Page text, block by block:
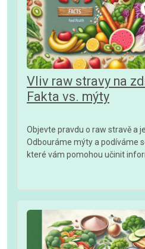
Vliv raw stravy na
Fakta vs. mýty
Objevte pravdu o raw stravě a
Odbouráme mýty a podíváme
které vám pomohou učinit